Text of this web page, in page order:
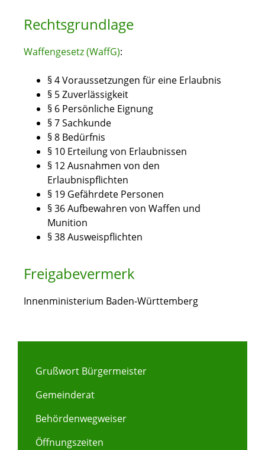
Rechtsgrundlage
Waffengesetz (WaffG):
§ 4 Voraussetzungen für eine Erlaubnis
§ 5 Zuverlässigkeit
§ 6 Persönliche Eignung
§ 7 Sachkunde
§ 8 Bedürfnis
§ 10 Erteilung von Erlaubnissen
§ 12 Ausnahmen von den
Erlaubnispflichten
§ 19 Gefährdete Personen
§ 36 Aufbewahren von Waffen und
Munition
§ 38 Ausweispflichten
Freigabevermerk
Innenministerium Baden-Württemberg
Grußwort Bürgermeister
Gemeinderat
Behördenwegweiser
Öffnungszeiten